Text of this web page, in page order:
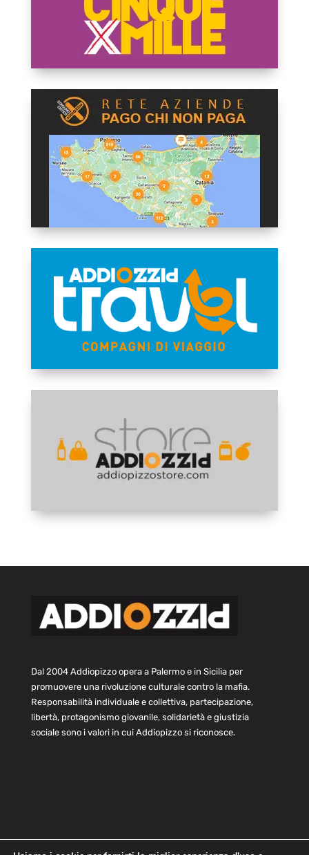
Dal 2004 Addiopizzo opera a Palermo e in Sicilia per
promuovere una rivoluzione culturale contro la mafia.
Responsabilità individuale e collettiva, partecipazione,
libertà, protagonismo giovanile, solidarietà e giustizia
sociale sono i valori in cui Addiopizzo si riconosce.